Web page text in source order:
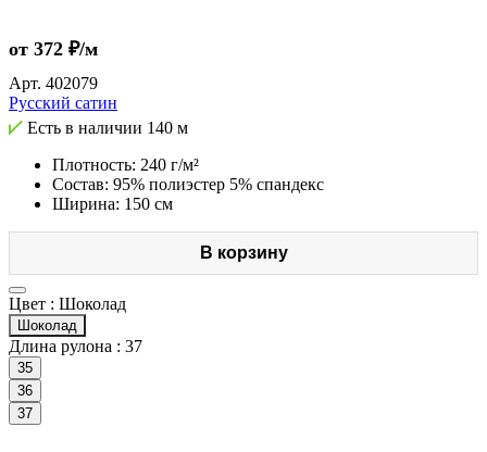
от 372 ₽/м
Арт. 402079
Русский сатин
Есть в наличии 140 м
Плотность: 240 г/м²
Состав: 95% полиэстер 5% спандекс
Ширина: 150 см
В корзину
Цвет : Шоколад
Шоколад
Длина рулона : 37
35
36
37